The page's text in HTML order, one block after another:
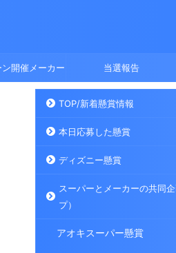
開催メーカー 当選報告
TOP/新着懸賞情報
本日応募した懸賞
ディズニー懸賞
スーパーとメーカーの共同
プ）
アオキスーパー懸賞